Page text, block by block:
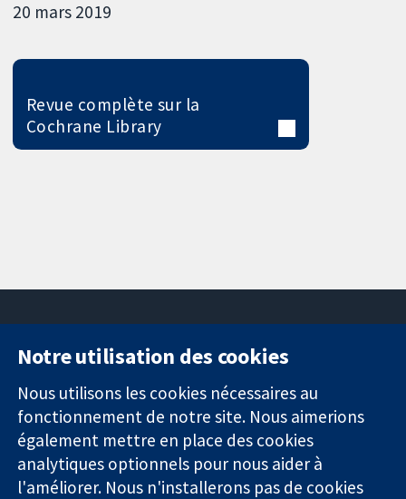
20 mars 2019
Revue complète sur la
Cochrane Library
Des données
probantes.
Des décisions
éclairées.
Une meilleure
11-13 Cavendish
Square
Londres
W1G0AN
Royaume-Uni
nous
Actualités
Service de
presse
Qui sommes-
nous
Notre utilisation des cookies
Nous utilisons les cookies nécessaires au
fonctionnement de notre site. Nous aimerions
également mettre en place des cookies
analytiques optionnels pour nous aider à
l'améliorer. Nous n'installerons pas de cookies